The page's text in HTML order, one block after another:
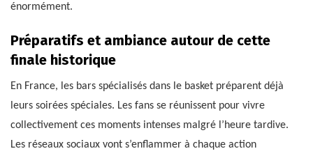
énormément.
Préparatifs et ambiance autour de cette
finale historique
En France, les bars spécialisés dans le basket préparent déjà
leurs soirées spéciales. Les fans se réunissent pour vivre
collectivement ces moments intenses malgré l’heure tardive.
Les réseaux sociaux vont s’enflammer à chaque action